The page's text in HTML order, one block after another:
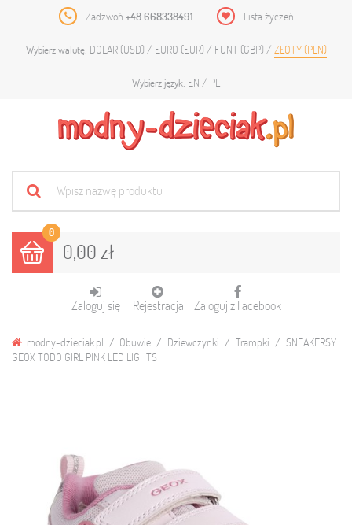
Zadzwoń +48 668338491 Lista życzeń
Wybierz walutę: DOLAR (USD) EURO (EUR) FUNT (GBP) ZŁOTY (PLN)
Wybierz język: EN PL
0
0,00 zł
Zaloguj się Rejestracja Zaloguj z Facebook
modny-dzieciak.pl Obuwie Dziewczynki Trampki
SNEAKERSY
GEOX TODO GIRL PINK LED LIGHTS